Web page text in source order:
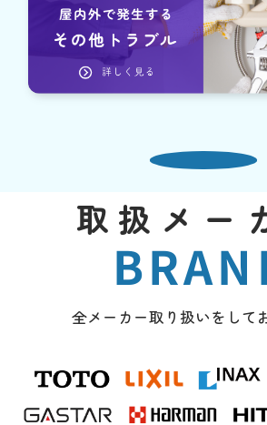
取扱メー
全メーカー取り扱いをして